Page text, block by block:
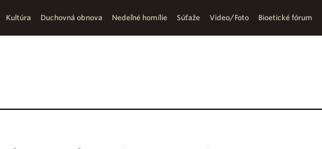
Kultúra Duchovná obnova Nedeľné homílie Súťaže Video/Foto Bioetické fórum